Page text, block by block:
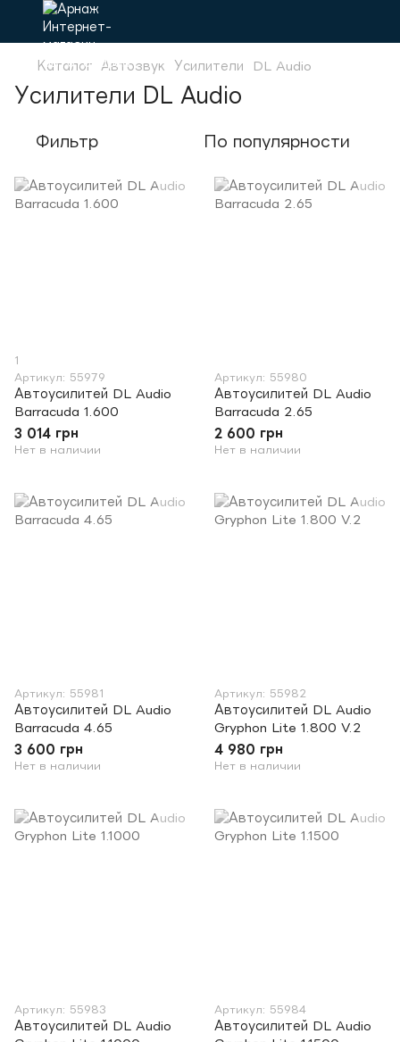
Каталог Автозвук Усилители DL Audio
Усилители DL Audio
Фильтр По популярности
1
Артикул: 55979
Автоусилитей DL Audio
Barracuda 1.600
3 014 грн
Нет в наличии
Артикул: 55980
Автоусилитей DL Audio
Barracuda 2.65
2 600 грн
Нет в наличии
Артикул: 55981
Автоусилитей DL Audio
Barracuda 4.65
3 600 грн
Нет в наличии
Артикул: 55982
Автоусилитей DL Audio
Gryphon Lite 1.800 V.2
4 980 грн
Нет в наличии
Артикул: 55983
Автоусилитей DL Audio
Артикул: 55984
Автоусилитей DL Audio